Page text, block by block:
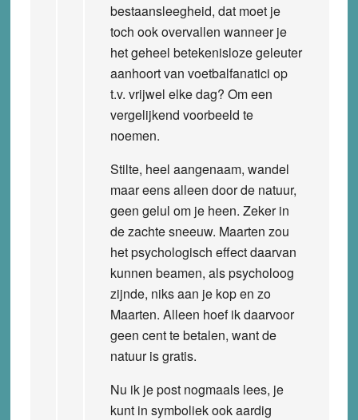
bestaansleegheid, dat moet je
toch ook overvallen wanneer je
het geheel betekenisloze geleuter
aanhoort van voetbalfanatici op
t.v. vrijwel elke dag? Om een
vergelijkend voorbeeld te
noemen.
Stilte, heel aangenaam, wandel
maar eens alleen door de natuur,
geen gelul om je heen. Zeker in
de zachte sneeuw. Maarten zou
het psychologisch effect daarvan
kunnen beamen, als psycholoog
zijnde, niks aan je kop en zo
Maarten. Alleen hoef ik daarvoor
geen cent te betalen, want de
natuur is gratis.
Nu ik je post nogmaals lees, je
kunt in symboliek ook aardig